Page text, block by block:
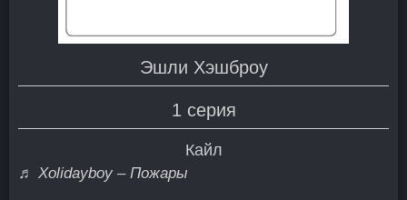
Эшли Хэшброу
1 серия
Кайл
♬ Xolidayboy – Пожары